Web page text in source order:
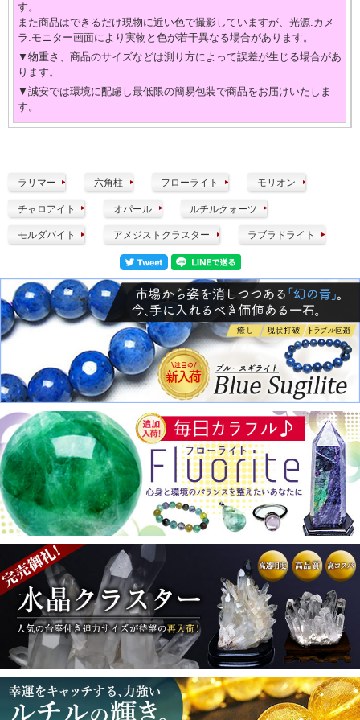
す。
また商品はできるだけ現物に近い色で撮影していますが、光源.カメ
ラ.モニター画面により実物と色が若干異なる場合があります。
▼物重さ、商品のサイズなどは測り方によって誤差が生じる場合があ
ります。
▼誠安では環境に配慮し最低限の簡易包装で商品をお届けいたしま
す。
ラリマー 六角柱 フローライト モリオン
チャロアイト オパール ルチルクォーツ
モルダバイト アメジストクラスター ラブラドライト